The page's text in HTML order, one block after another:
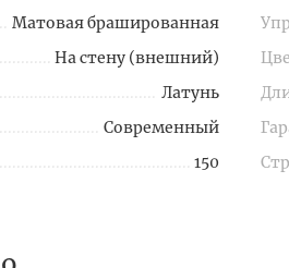
Матовая брашированная
На стену (внешний)
Латунь
Современный
150